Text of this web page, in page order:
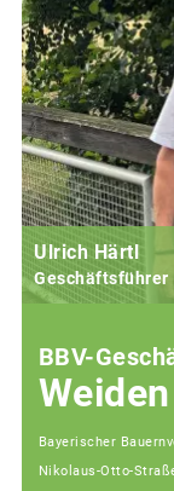
Ulrich Härtl
Geschäftsführer
BBV-
Bayerischer
Nikolaus-Otto-